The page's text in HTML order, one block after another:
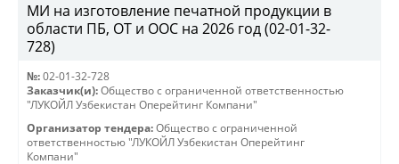
МИ на изготовление печатной продукции в
области ПБ, ОТ и ООС на 2026 год (02-01-32-
728)
№: 02-01-32-728
Заказчик(и): Общество с ограниченной ответственностью
"ЛУКОЙЛ Узбекистан Оперейтинг Компани"
Организатор тендера: Общество с ограниченной
ответственностью "ЛУКОЙЛ Узбекистан Оперейтинг
Компани"